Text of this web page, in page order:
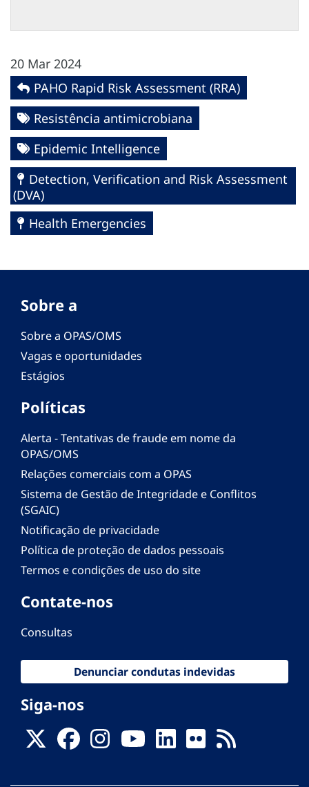
20 Mar 2024
PAHO Rapid Risk Assessment (RRA)
Resistência antimicrobiana
Epidemic Intelligence
Detection, Verification and Risk Assessment
(DVA)
Health Emergencies
Sobre a
Sobre a OPAS/OMS
Vagas e oportunidades
Estágios
Políticas
Alerta - Tentativas de fraude em nome da
OPAS/OMS
Relações comerciais com a OPAS
Sistema de Gestão de Integridade e Conflitos
(SGAIC)
Notificação de privacidade
Política de proteção de dados pessoais
Termos e condições de uso do site
Contate-nos
Consultas
Denunciar condutas indevidas
Siga-nos